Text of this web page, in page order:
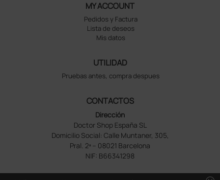
MY ACCOUNT
Pedidos y Factura
Lista de deseos
Mis datos
UTILIDAD
Pruebas antes, compra despues
CONTACTOS
Dirección
Doctor Shop España SL
Domicilio Social: Calle Muntaner, 305,
Pral. 2ª – 08021 Barcelona
NIF: B66341298